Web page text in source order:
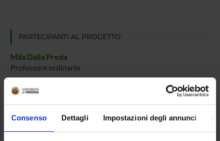
Consenso Dettagli Impostazioni degli annunci
PARTECIPANTI AL PROGETTO
Mila Dalla Preda
Professore ordinario
AREE DI RICERCA COINVOLTE DAL PROGETTO
Sicurezza informatica
Software and application security